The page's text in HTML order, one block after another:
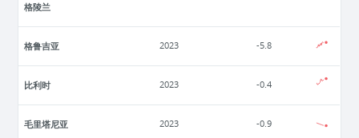
格陵兰
格鲁吉亚 2023 -5.8
比利时 2023 -0.4
毛里塔尼亚 2023 -0.9